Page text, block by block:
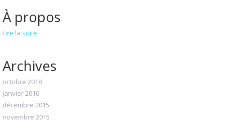
À propos
Lire la suite
Archives
octobre 2018
janvier 2016
décembre 2015
novembre 2015